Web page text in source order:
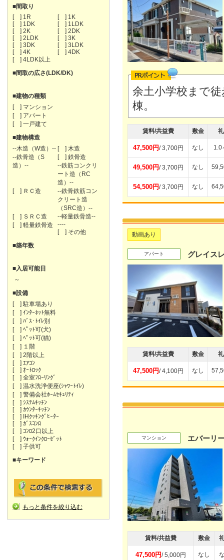
■間取り
[ ] 1R
[ ] 1K
[ ] 1DK
[ ] 1LDK
[ ] 2K
[ ] 2DK
[ ] 2LDK
[ ] 3K
[ ] 3DK
[ ] 3LDK
[ ] 4K
[ ] 4DK
[ ] 4LDK以上
■間取の広さ(LDK/DK)
■建物の種類
[ ] マンション
[ ] アパート
[ ] 一戸建て
■建物構造
--木造（W造）-- [ ] 木造
--鉄骨造（S
造）--
[ ] 鉄骨造
--鉄筋コンクリ
ート造（RC
造）--
[ ] ＲＣ造
--鉄骨鉄筋コン
クリート造
（SRC造）--
[ ] ＳＲＣ造
--軽量鉄骨造--
[ ] 軽量鉄骨造
----
[ ] その他
■築年数
■入居可能日
～
■設備
[ ] 駐車場あり
[ ] ｲﾝﾀｰﾈｯﾄ無料
[ ] ﾊﾞｽ･ﾄｲﾚ別
[ ] ﾍﾟｯﾄ可(犬)
[ ] ﾍﾟｯﾄ可(猫)
[ ] １階
[ ] 2階以上
[ ] ｴｱｺﾝ
[ ] ｵｰﾄﾛｯｸ
[ ] 全室ﾌﾛｰﾘﾝｸﾞ
[ ] 温水洗浄便座(ｼｬﾜｰﾄｲﾚ)
[ ] 警備会社ﾎｰﾑｾｷｭﾘﾃｨ
[ ] ｼｽﾃﾑｷｯﾁﾝ
[ ] ｶｳﾝﾀｰｷｯﾁﾝ
[ ] IHｸｯｷﾝｸﾞﾋｰﾀｰ
[ ] ｶﾞｽｺﾝﾛ
[ ] ｺﾝﾛ2口以上
[ ] ｳｫｰｸｲﾝｸﾛｰｾﾞｯﾄ
[ ] 子供可
■キーワード
もっと条件を絞り込む
余土小学校まで
棟。
賃料/共益費 敷金
47,500円/ 3,700円 なし 1.0
49,500円/ 3,700円 なし
54,500円/ 3,700円 なし
動画あり
アパート グレイス
賃料/共益費 敷金
47,500円/ 4,100円 なし
マンション エバーリ
賃料/共益費 敷金
47,500円/ 5,000円 なし